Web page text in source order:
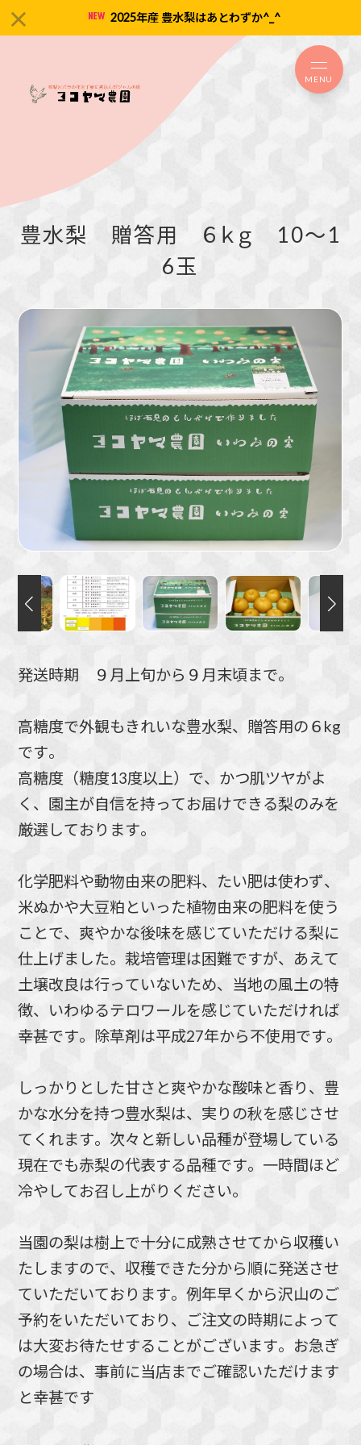
2025年産 豊水梨はあとわずか^_^
MENU
豊水梨 贈答用 ６ｋｇ 10～1
6玉
発送時期 ９月上旬から９月末頃まで。
高糖度で外観もきれいな豊水梨、贈答用の６kg
です。
高糖度（糖度13度以上）で、かつ肌ツヤがよ
く、園主が自信を持ってお届けできる梨のみを
厳選しております。
化学肥料や動物由来の肥料、たい肥は使わず、
米ぬかや大豆粕といった植物由来の肥料を使う
ことで、爽やかな後味を感じていただける梨に
仕上げました。栽培管理は困難ですが、あえて
土壌改良は行っていないため、当地の風土の特
徴、いわゆるテロワールを感じていただければ
幸甚です。除草剤は平成27年から不使用です。
しっかりとした甘さと爽やかな酸味と香り、豊
かな水分を持つ豊水梨は、実りの秋を感じさせ
てくれます。次々と新しい品種が登場している
現在でも赤梨の代表する品種です。一時間ほど
冷やしてお召し上がりください。
当園の梨は樹上で十分に成熟させてから収穫い
たしますので、収穫できた分から順に発送させ
ていただいております。例年早くから沢山のご
予約をいただいており、ご注文の時期によって
は大変お待たせすることがございます。お急ぎ
の場合は、事前に当店までご確認いただけます
と幸甚です